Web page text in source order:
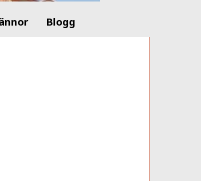
Blogg